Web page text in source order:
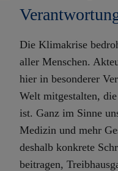
Die Klimakrise
aller Menschen.
hier in besonderer
Welt mitgestalten,
ist. Ganz im Sinne
Medizin und mehr
deshalb konkrete
beitragen,